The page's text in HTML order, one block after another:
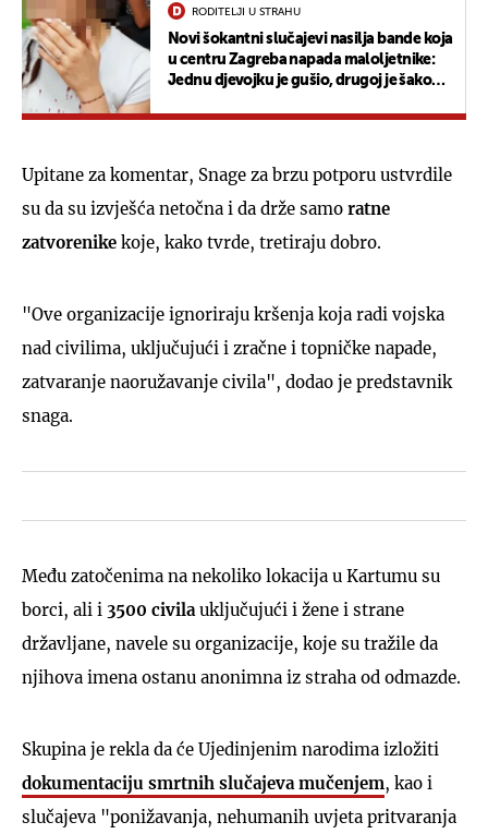
RODITELJI U STRAHU
Novi šokantni slučajevi nasilja bande koja
u centru Zagreba napada maloljetnike:
Jednu djevojku je gušio, drugoj je šakom
Upitane za komentar, Snage za brzu potporu ustvrdile
su da su izvješća netočna i da drže samo ratne
zatvorenike koje, kako tvrde, tretiraju dobro.
"Ove organizacije ignoriraju kršenja koja radi vojska
nad civilima, uključujući i zračne i topničke napade,
zatvaranje naoružavanje civila", dodao je predstavnik
snaga.
Među zatočenima na nekoliko lokacija u Kartumu su
borci, ali i 3500 civila uključujući i žene i strane
državljane, navele su organizacije, koje su tražile da
njihova imena ostanu anonimna iz straha od odmazde.
Skupina je rekla da će Ujedinjenim narodima izložiti
dokumentaciju smrtnih slučajeva mučenjem, kao i
slučajeva "ponižavanja, nehumanih uvjeta pritvaranja